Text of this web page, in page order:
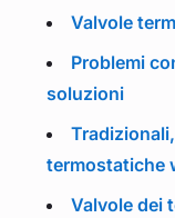
Valvole
Problemi
soluzioni
termostatiche
Valvole dei